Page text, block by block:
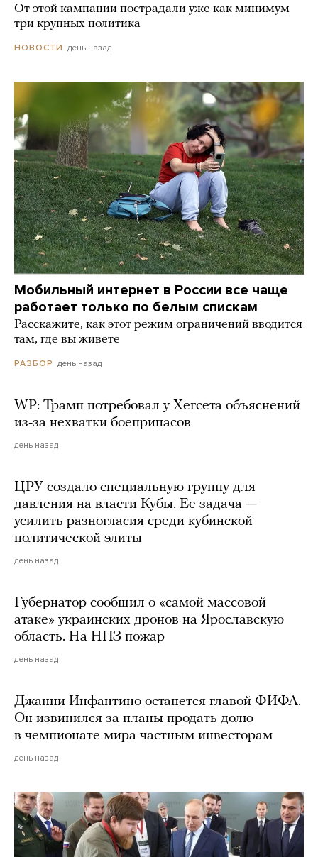
От этой кампании пострадали уже как минимум
три крупных политика
НОВОСТИ день назад
Мобильный интернет в России все чаще
работает только по белым спискам
Расскажите, как этот режим ограничений вводится
там, где вы живете
РАЗБОР день назад
WP: Трамп потребовал у Хегсета объяснений
из-за нехватки боеприпасов
день назад
ЦРУ создало специальную группу для
давления на власти Кубы. Ее задача —
усилить разногласия среди кубинской
политической элиты
день назад
Губернатор сообщил о «самой массовой
атаке» украинских дронов на Ярославскую
область. На НПЗ пожар
день назад
Джанни Инфантино останется главой ФИФА.
Он извинился за планы продать долю
в чемпионате мира частным инвесторам
день назад